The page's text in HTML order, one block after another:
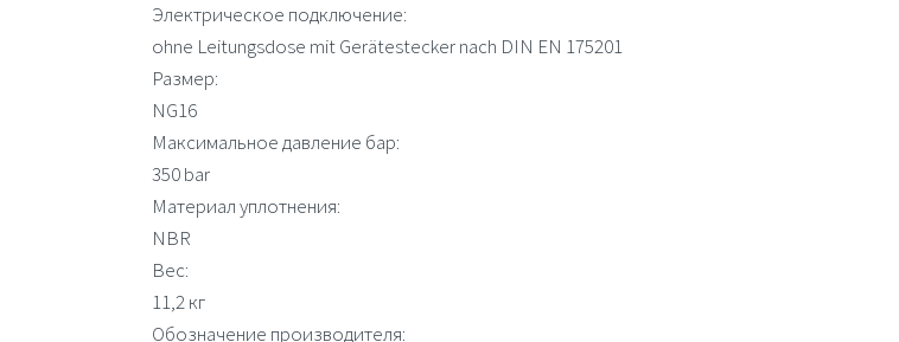
Электрическое подключение:
ohne Leitungsdose mit Gerätestecker nach DIN EN 175201
Размер:
NG16
Максимальное давление бар:
350 bar
Материал уплотнения:
NBR
Вес:
11,2 кг
Обозначение производителя: